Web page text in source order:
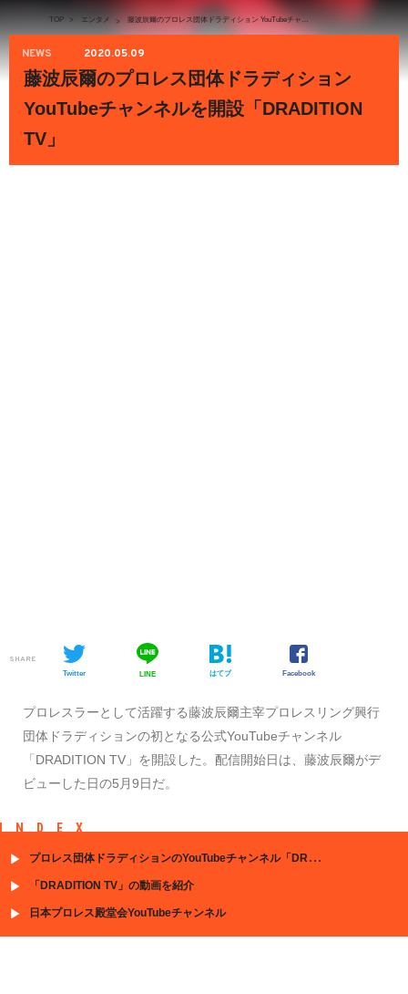
TOP > エンタメ > 藤波辰爾のプロレス団体ドラディション YouTubeチャンネルを開設「DRADITION TV」
NEWS 2020.05.09
藤波辰爾のプロレス団体ドラディション
YouTubeチャンネルを開設「DRADITION
TV」
SHARE
Twitter LINE はてブ Facebook
プロレスラーとして活躍する藤波辰爾主宰プロレスリング興行
団体ドラディションの初となる公式YouTubeチャンネル
「DRADITION TV」を開設した。配信開始日は、藤波辰爾がデ
ビューした日の5月9日だ。
INDEX
プロレス団体ドラディションのYouTubeチャンネル「DRADITION TV」
「DRADITION TV」の動画を紹介
日本プロレス殿堂会YouTubeチャンネル